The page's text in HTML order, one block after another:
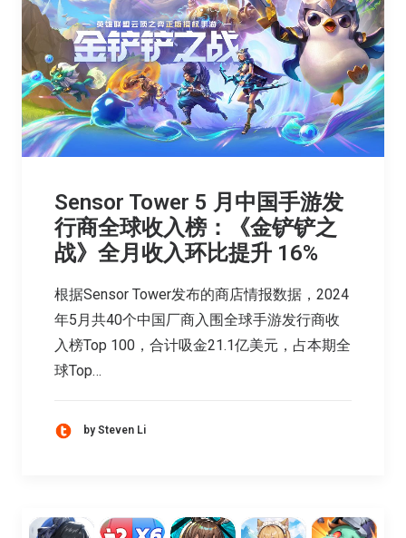
Sensor Tower 5 月中国手游发
行商全球收入榜：《金铲铲之
战》全月收入环比提升 16%
根据Sensor Tower发布的商店情报数据，2024
年5月共40个中国厂商入围全球手游发行商收
入榜Top 100，合计吸金21.1亿美元，占本期全
球Top…
by Steven Li